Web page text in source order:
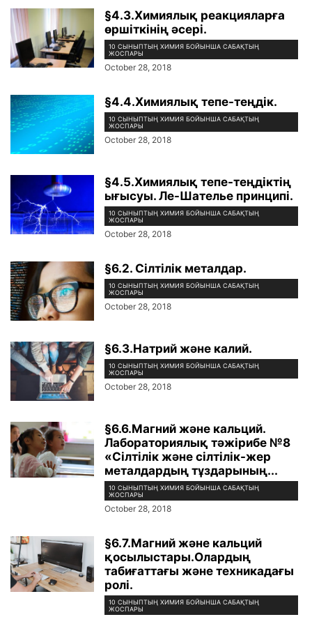
§4.3.Химиялық реакцияларға
өршіткінің әсері.
10 СЫНЫПТЫҢ ХИМИЯ БОЙЫНША САБАҚТЫҢ
ЖОСПАРЫ
October 28, 2018
§4.4.Химиялық тепе-теңдік.
10 СЫНЫПТЫҢ ХИМИЯ БОЙЫНША САБАҚТЫҢ
ЖОСПАРЫ
October 28, 2018
§4.5.Химиялық тепе-теңдіктің
ығысуы. Ле-Шателье принципі.
10 СЫНЫПТЫҢ ХИМИЯ БОЙЫНША САБАҚТЫҢ
ЖОСПАРЫ
October 28, 2018
§6.2. Сілтілік металдар.
10 СЫНЫПТЫҢ ХИМИЯ БОЙЫНША САБАҚТЫҢ
ЖОСПАРЫ
October 28, 2018
§6.3.Натрий және калий.
10 СЫНЫПТЫҢ ХИМИЯ БОЙЫНША САБАҚТЫҢ
ЖОСПАРЫ
October 28, 2018
§6.6.Магний және кальций.
Лабораториялық тәжірибе №8
«Сілтілік және сілтілік-жер
металдардың тұздарының...
10 СЫНЫПТЫҢ ХИМИЯ БОЙЫНША САБАҚТЫҢ
ЖОСПАРЫ
October 28, 2018
§6.7.Магний және кальций
қосылыстары.Олардың
табиғаттағы және техникадағы
ролі.
10 СЫНЫПТЫҢ ХИМИЯ БОЙЫНША САБАҚТЫҢ
ЖОСПАРЫ